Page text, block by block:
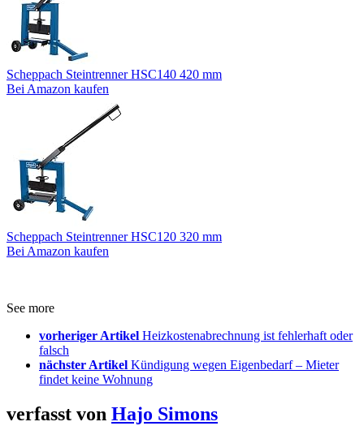
Scheppach Steintrenner HSC140 420 mm
Bei Amazon kaufen
Scheppach Steintrenner HSC120 320 mm
Bei Amazon kaufen
See more
vorheriger Artikel Heizkostenabrechnung ist fehlerhaft oder
falsch
nächster Artikel Kündigung wegen Eigenbedarf – Mieter
findet keine Wohnung
verfasst von Hajo Simons